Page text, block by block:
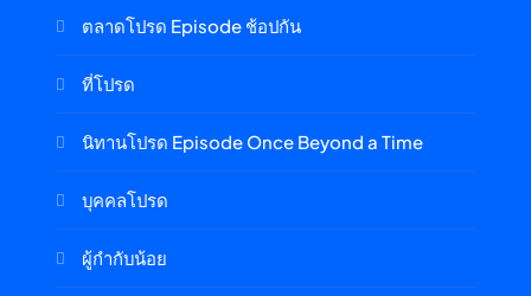
ตลาดโปรด Episode ช้อปกัน
ที่โปรด
นิทานโปรด Episode Once Beyond a Time
บุคคลโปรด
ผู้กำกับน้อย